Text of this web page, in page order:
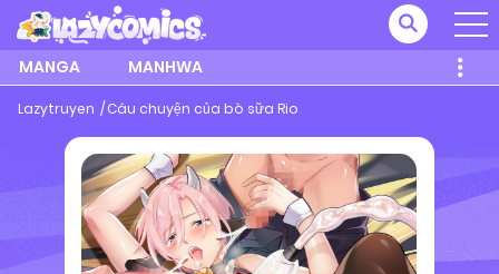
MANGA MANHWA
Lazytruyen Câu chuyện của bò sữa Rio